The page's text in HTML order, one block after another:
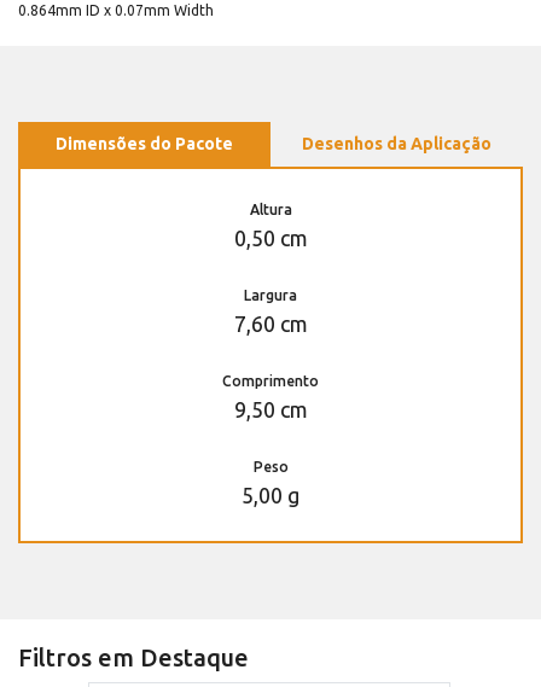
0.864mm ID x 0.07mm Width
Dimensões do Pacote Desenhos da Aplicação
Altura
0,50 cm
Largura
7,60 cm
Comprimento
9,50 cm
Peso
5,00 g
Filtros em Destaque